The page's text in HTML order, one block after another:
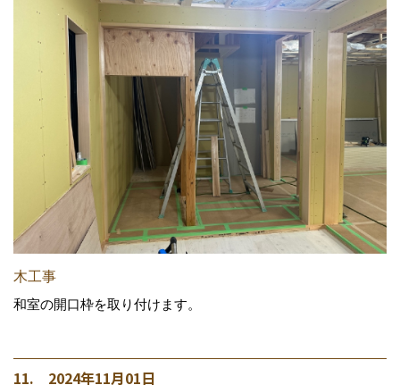
木工事
和室の開口枠を取り付けます。
11. 2024年11月01日